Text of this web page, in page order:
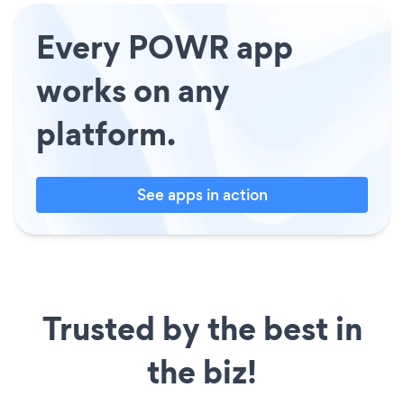
Every POWR app
works on any
platform.
See apps in action
Trusted by the best in
the biz!